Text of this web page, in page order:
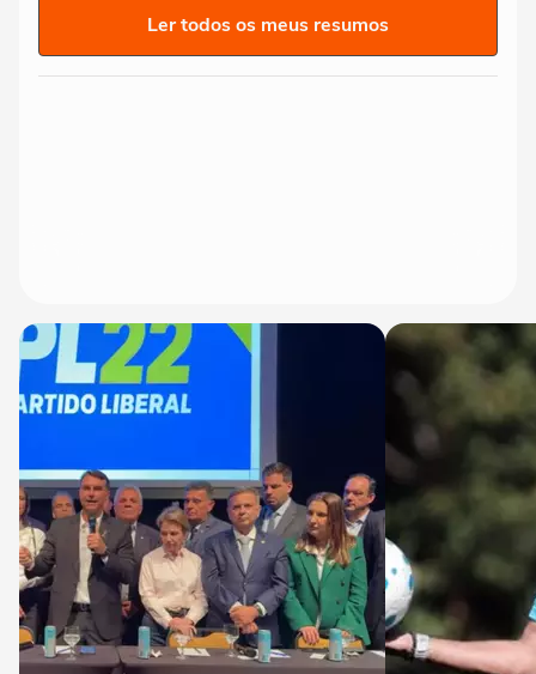
Ler todos os meus resumos